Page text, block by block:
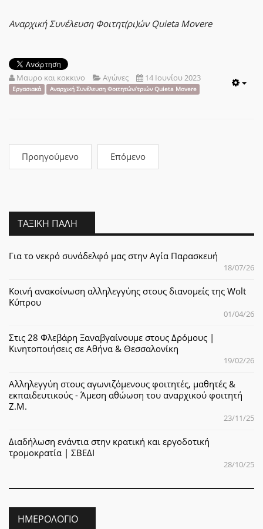
Αναρχική Συνέλευση Φοιτητ(ρι)ών Quieta Movere
Μαυρο και κοκκινο Αγώνες 14 Ιουνίου 2023
Εργασιακά Αναρχική Συνέλευση Φοιτητών/τριών Quieta Movere
Προηγούμενο Επόμενο
ΤΑΞΙΚΉ ΠΆΛΗ
Για το νεκρό συνάδελφό μας στην Αγία Παρασκευή
18/07/26
Κοινή ανακοίνωση αλληλεγγύης στους διανομείς της Wolt
Κύπρου
01/04/26
Στις 28 Φλεβάρη Ξαναβγαίνουμε στους Δρόμους |
Κινητοποιήσεις σε Αθήνα & Θεσσαλονίκη
19/02/26
Αλληλεγγύη στους αγωνιζόμενους φοιτητές, μαθητές &
εκπαιδευτικούς - Άμεση αθώωση του αναρχικού φοιτητή
Ζ.Μ.
23/11/25
Διαδήλωση ενάντια στην κρατική και εργοδοτική
τρομοκρατία | ΣΒΕΔΙ
28/10/25
ΗΜΕΡΟΛΌΓΙΟ